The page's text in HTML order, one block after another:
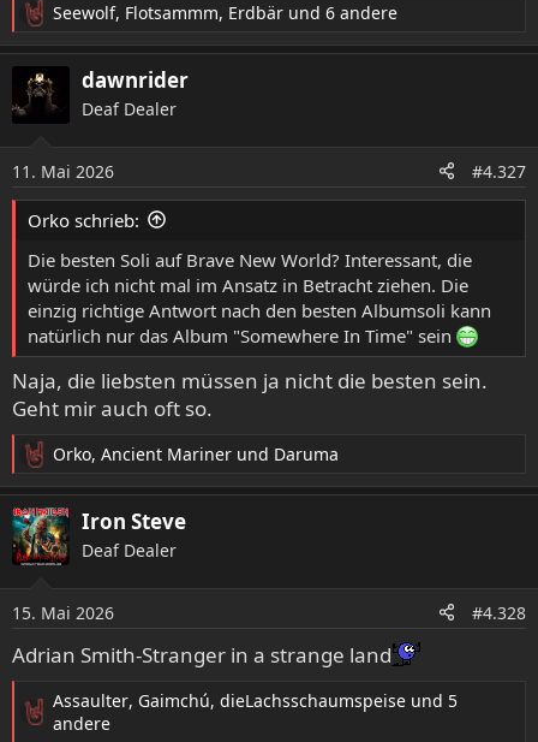
R
e
a
k
t
n
e
n
Seewolf, Flotsammm, Erdbär und 6 andere
dawnrider
Deaf Dealer
11. Mai 2026 #4.327
Orko schrieb:
Die besten Soli auf Brave New World? Interessant, die
würde ich nicht mal im Ansatz in Betracht ziehen. Die
einzig richtige Antwort nach den besten Albumsoli kann
natürlich nur das Album "Somewhere In Time" sein
Naja, die liebsten müssen ja nicht die besten sein.
Geht mir auch oft so.
R
e
a
k
t
n
e
n
Orko, Ancient Mariner und Daruma
Iron Steve
Deaf Dealer
15. Mai 2026 #4.328
Adrian Smith-Stranger in a strange land
R
Assaulter, Gaimchú, dieLachsschaumspeise und 5
andere